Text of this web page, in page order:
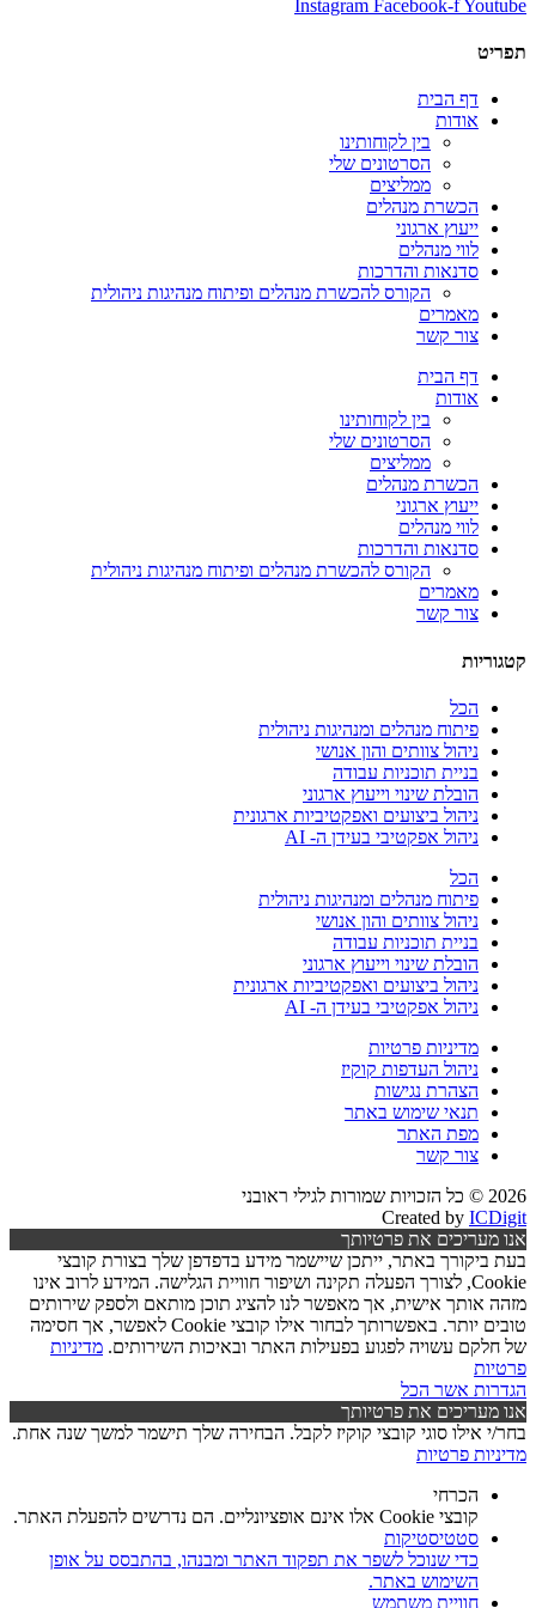
Instagram Facebook-fYoutube
תפריט
דף הבית
אודות
בין לקוחותינו
הסרטונים שלי
ממליצים
הכשרת מנהלים
ייעוץ ארגוני
לווי מנהלים
סדנאות והדרכות
הקורס להכשרת מנהלים ופיתוח מנהיגות ניהולית
מאמרים
צור קשר
דף הבית
אודות
בין לקוחותינו
הסרטונים שלי
ממליצים
הכשרת מנהלים
ייעוץ ארגוני
לווי מנהלים
סדנאות והדרכות
הקורס להכשרת מנהלים ופיתוח מנהיגות ניהולית
מאמרים
צור קשר
קטגוריות
הכל
פיתוח מנהלים ומנהיגות ניהולית
ניהול צוותים והון אנושי
בניית תוכניות עבודה
הובלת שינוי וייעוץ ארגוני
ניהול ביצועים ואפקטיביות ארגונית
ניהול אפקטיבי בעידן ה- AI
הכל
פיתוח מנהלים ומנהיגות ניהולית
ניהול צוותים והון אנושי
בניית תוכניות עבודה
הובלת שינוי וייעוץ ארגוני
ניהול ביצועים ואפקטיביות ארגונית
ניהול אפקטיבי בעידן ה- AI
מדיניות פרטיות
ניהול העדפות קוקיז
הצהרת נגישות
תנאי שימוש באתר
מפת האתר
צור קשר
2026 © כל הזכויות שמורות לגילי ראובני
Created by ICDigit
אנו מעריכים את פרטיותך
בעת ביקורך באתר, ייתכן שיישמר מידע בדפדפן שלך בצורת קובצי
Cookie, לצורך הפעלה תקינה ושיפור חוויית הגלישה. המידע לרוב אינו
מזהה אותך אישית, אך מאפשר לנו להציג תוכן מותאם ולספק שירותים
טובים יותר. באפשרותך לבחור אילו קובצי Cookie לאפשר, אך חסימה
של חלקם עשויה לפגוע בפעילות האתר ובאיכות השירותים. מדיניות
פרטיות
הגדרות אשר הכל
אנו מעריכים את פרטיותך
בחר/י אילו סוגי קובצי קוקיז לקבל. הבחירה שלך תישמר למשך שנה אחת.
מדיניות פרטיות
הכרחי
קובצי Cookie אלו אינם אופציונליים. הם נדרשים להפעלת האתר.
סטטיסטיקות
כדי שנוכל לשפר את תפקוד האתר ומבנהו, בהתבסס על אופן
השימוש באתר.
חוויית משתמש